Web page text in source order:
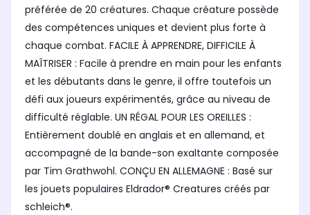
préférée de 20 créatures. Chaque créature possède
des compétences uniques et devient plus forte à
chaque combat. FACILE À APPRENDRE, DIFFICILE À
MAÎTRISER : Facile à prendre en main pour les enfants
et les débutants dans le genre, il offre toutefois un
défi aux joueurs expérimentés, grâce au niveau de
difficulté réglable. UN RÉGAL POUR LES OREILLES :
Entièrement doublé en anglais et en allemand, et
accompagné de la bande-son exaltante composée
par Tim Grathwohl. CONÇU EN ALLEMAGNE : Basé sur
les jouets populaires Eldrador® Creatures créés par
schleich®.